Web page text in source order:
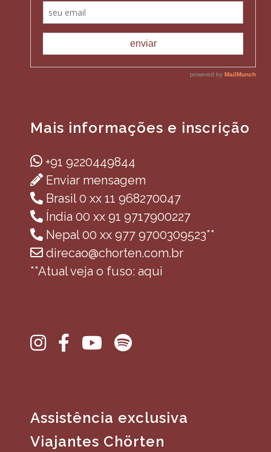
Mais informações e inscrição
+91 9220449844
Enviar mensagem
Brasil 0 xx 11 968270047
Índia 00 xx 91 9717900227
Nepal 00 xx 977 9700309523**
direcao@chorten.com.br
**Atual veja o fuso: aqui
Assistência exclusiva
Viajantes Chörten